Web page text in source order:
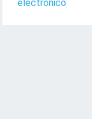
electrónico